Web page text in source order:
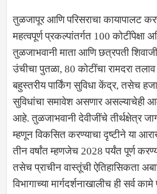
तुळजापूर आणि परिसराचा कायापालट
महत्वपूर्ण प्रकल्पांतर्गत 100 कोटींपेक्षा
तुळजाभवानी माता आणि छत्रपती
उंचीचा पुतळा, 80 कोटींचा रामदरा
बहुस्तरीय पार्किंग सुविधा केंद्र, तसेच
सुविधांचा समावेश असणार असल्याचेही
आहे. तुळजाभवानी देवीजींचे तीर्थक्षेत्र
म्हणून विकसित करण्याचा दृष्टीने या
तीन वर्षांत म्हणजेच 2028 पर्यंत पूर्ण
तसेच प्राचीन वास्तूंची ऐतिहासिकता
विभागाच्या मार्गदर्शनाखालीच ही सर्व